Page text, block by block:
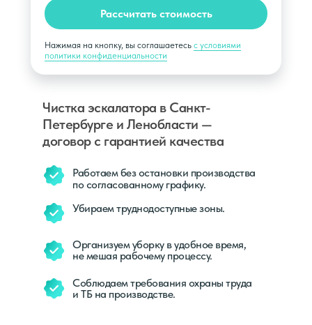
Чистка эскалатора в Санкт-
Петербурге и Ленобласти —
договор с гарантией качества
Рассчитать стоимость
Нажимая на кнопку, вы соглашаетесь с условиями
политики конфиденциальности
Организуем уборку в удобное время,
не мешая рабочему процессу.
Соблюдаем требования охраны труда
и ТБ на производстве.
Убираем труднодоступные зоны.
Работаем без остановки производства
по согласованному графику.